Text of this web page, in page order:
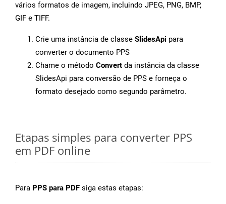
vários formatos de imagem, incluindo JPEG, PNG, BMP,
GIF e TIFF.
Crie uma instância de classe SlidesApi para
converter o documento PPS
Chame o método Convert da instância da classe
SlidesApi para conversão de PPS e forneça o
formato desejado como segundo parâmetro.
Etapas simples para converter PPS
em PDF online
Para PPS para PDF siga estas etapas: